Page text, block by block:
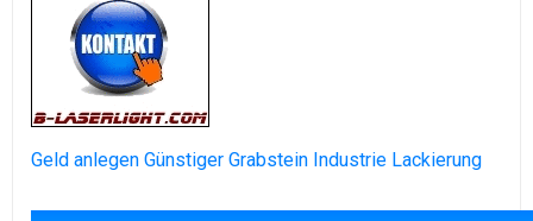
Geld anlegen Günstiger Grabstein Industrie Lackierung